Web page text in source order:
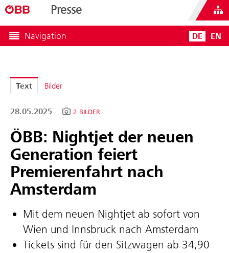
Presse
Navigation DE EN
Text Bilder
28.05.2025 2 BILDER
ÖBB: Nightjet der neuen
Generation feiert
Premierenfahrt nach
Amsterdam
Mit dem neuen Nightjet ab sofort von
Wien und Innsbruck nach Amsterdam
Tickets sind für den Sitzwagen ab 34,90